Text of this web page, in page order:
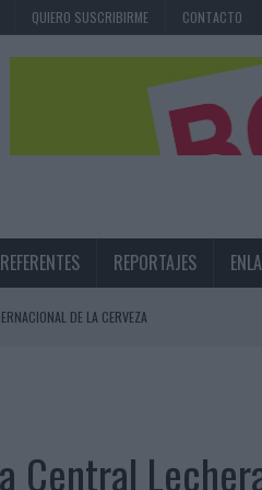
QUIERO SUSCRIBIRME CONTACTO
REPORTAJES
DE LA CERVEZA
Central